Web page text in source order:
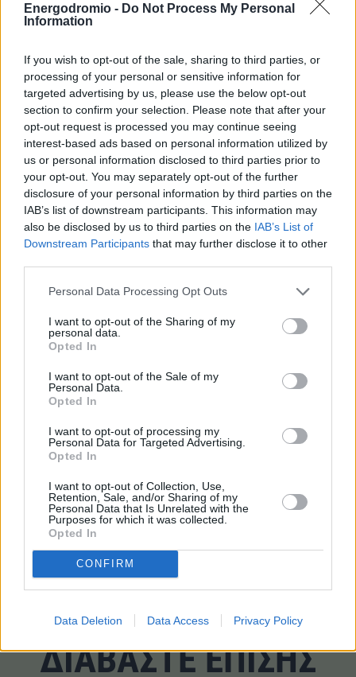
Energodromio - Do Not Process My Personal
Information
If you wish to opt-out of the sale, sharing to third parties, or
processing of your personal or sensitive information for
targeted advertising by us, please use the below opt-out
section to confirm your selection. Please note that after your
opt-out request is processed you may continue seeing
interest-based ads based on personal information utilized by
us or personal information disclosed to third parties prior to
your opt-out. You may separately opt-out of the further
disclosure of your personal information by third parties on the
IAB’s list of downstream participants. This information may
also be disclosed by us to third parties on the IAB’s List of
Downstream Participants that may further disclose it to other
Personal Data Processing Opt Outs
I want to opt-out of the Sharing of my
personal data.
Opted In
I want to opt-out of the Sale of my
Personal Data.
Opted In
I want to opt-out of processing my
Personal Data for Targeted Advertising.
Opted In
I want to opt-out of Collection, Use,
Retention, Sale, and/or Sharing of my
Personal Data that Is Unrelated with the
Purposes for which it was collected.
Opted In
CONFIRM
Data Deletion Data Access Privacy Policy
Η Ευρωπαϊκή Ένωση ερευνά κινεζικούς κατασκευαστές
αποφασίσει για την επιβολή δασμών στις επιδοτήσεις.
Ελάχιστα EV κινεζικής κατασκευής πωλούνται στην
αγορά των ΗΠΑ, όπου ήδη αντιμετωπίζουν υψηλούς
δασμούς.Η μεγαλύτερη κατασκευάστρια εταιρεία της
Κίνας, ηBYD, δήλωσε ότι δεν σχεδιάζει να πουλήσει τα
αυτοκίνητά της στη χώρα.
Ο Αμερικανός πρόεδρος Joe Biden, εξετάζει το
Ο Li δήλωσε ότι η Nio μελετούσε τη δυνατότητα
πώλησης στιςΗΠΑ
δολάρια) για την premium κατηγορία, η
αυτοκινητοβιομηχανία πούλησε 30.053 EVs τους
πρώτους τρεις μήνες, σε σύγκριση με 132.420 οχήματα
της Tesla.
#Tesla
#Ηλεκτρικά αυτοκίνητα
#ΗΠΑ
#Κίνα
ΔΙΑΒΑΣΤΕ ΕΠΙΣΗΣ